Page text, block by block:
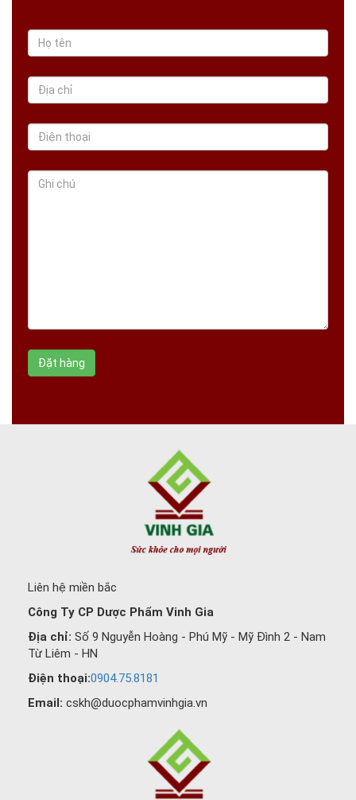
Liên hệ miền bắc
Công Ty CP Dược Phẩm Vinh Gia
Địa chỉ: Số 9 Nguyễn Hoàng - Phú Mỹ - Mỹ Đình 2 - Nam
Từ Liêm - HN
Điện thoại:0904.75.8181
Email: cskh@duocphamvinhgia.vn